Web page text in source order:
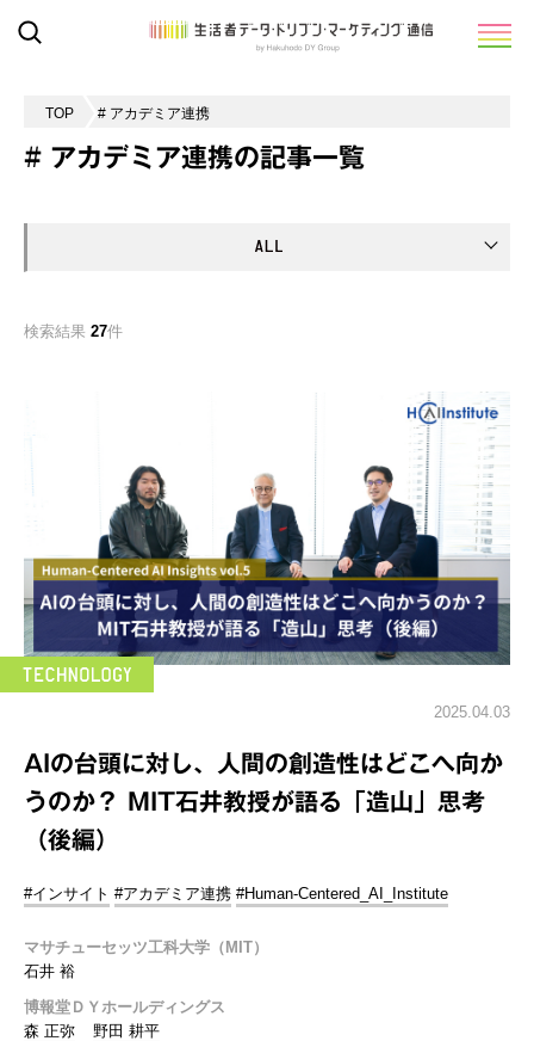
TOP # アカデミア連携
# アカデミア連携の記事一覧
検索結果 27件
2025.04.03
AIの台頭に対し、人間の創造性はどこへ向か
うのか？ MIT石井教授が語る「造山」思考
（後編）
#インサイト #アカデミア連携 #Human-Centered_AI_Institute
マサチューセッツ工科大学（MIT）
石井 裕
博報堂ＤＹホールディングス
森 正弥
野田 耕平